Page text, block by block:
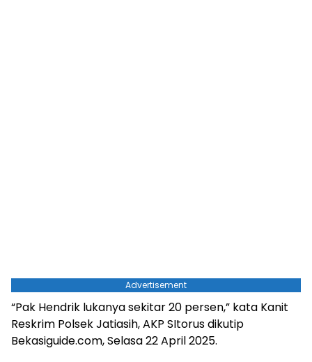
Advertisement
“Pak Hendrik lukanya sekitar 20 persen,” kata Kanit
Reskrim Polsek Jatiasih, AKP SItorus dikutip
Bekasiguide.com, Selasa 22 April 2025.